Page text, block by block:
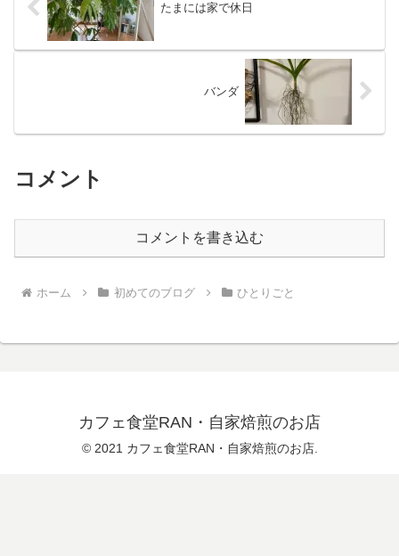
たまには家で休日
バンダ
コメント
コメントを書き込む
ホーム 初めてのブログ ひとりごと
カフェ食堂RAN・自家焙煎のお店
© 2021 カフェ食堂RAN・自家焙煎のお店.